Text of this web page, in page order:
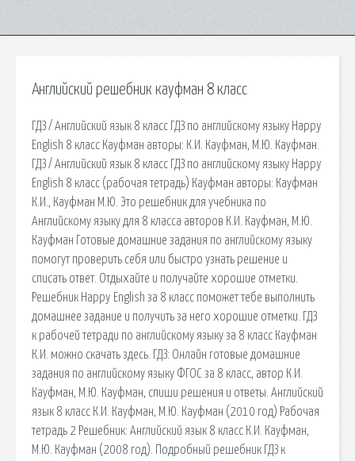
Английский решебник кауфман 8 класс
ГДЗ / Английский язык 8 класс ГДЗ по английскому языку Happy
English 8 класс Кауфман авторы: К.И. Кауфман, М.Ю. Кауфман.
ГДЗ / Английский язык 8 класс ГДЗ по английскому языку Happy
English 8 класс (рабочая тетрадь) Кауфман авторы: Кауфман
К.И., Кауфман М.Ю. Это решебник для учебника по
Английскому языку для 8 класса авторов К.И. Кауфман, М.Ю.
Кауфман Готовые домашние задания по английскому языку
помогут проверить себя или быстро узнать решение и
списать ответ. Отдыхайте и получайте хорошие отметки.
Решебник Happy English за 8 класс поможет тебе выполнить
домашнее задание и получить за него хорошие отметки. ГДЗ
к рабочей тетради по английскому языку за 8 класс Кауфман
К.И. можно скачать здесь. ГДЗ: Онлайн готовые домашние
задания по английскому языку ФГОС за 8 класс, автор К.И.
Кауфман, М.Ю. Кауфман, спиши решения и ответы. Английский
язык 8 класс К.И. Кауфман, М.Ю. Кауфман (2010 год) Рабочая
тетрадь 2 Решебник: Английский язык 8 класс К.И. Кауфман,
М.Ю. Кауфман (2008 год). Подробный решебник ГДЗ к